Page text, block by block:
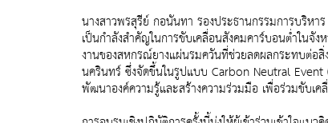
นางสาวพรสุรีย์ กอนันทา รองประธานกรรมการบริห
เป็นกำลังสำคัญในการขับเคลื่อนสังคมคาร์บอนต่ำใน
งานของสหกรณ์ยางแผ่นรมควันที่ช่วยลดผลกระทบต่อ
นครินทร์ ซึ่งจัดขึ้นในรูปแบบ Carbon Neutral Event
พัฒนาองค์ความรู้และสร้างความร่วมมือ เพื่อร่วมขับเ